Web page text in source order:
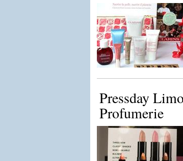
Pressday
Profumerie